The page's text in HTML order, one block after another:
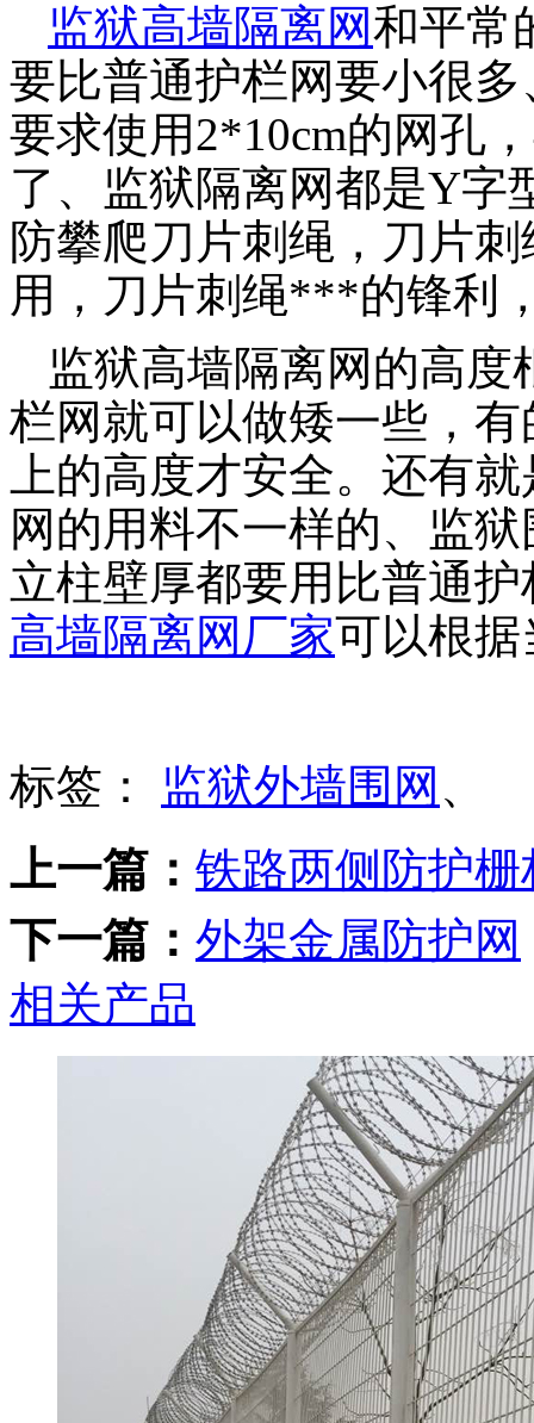
监狱高墙隔离网和平常
要比普通护栏网要小很
要求使用2*10cm的网孔
了、监狱隔离网都是Y字
防攀爬刀片刺绳，刀片刺
用，刀片刺绳***的锋利
监狱高墙隔离网的高
栏网就可以做矮一些，
上的高度才安全。还有
网的用料不一样的、监
立柱壁厚都要用比普通
高墙隔离网厂家可以根
标签： 监狱外墙围网 、
上一篇： 铁路两侧防护栅
下一篇： 外架金属防护网
相关产品